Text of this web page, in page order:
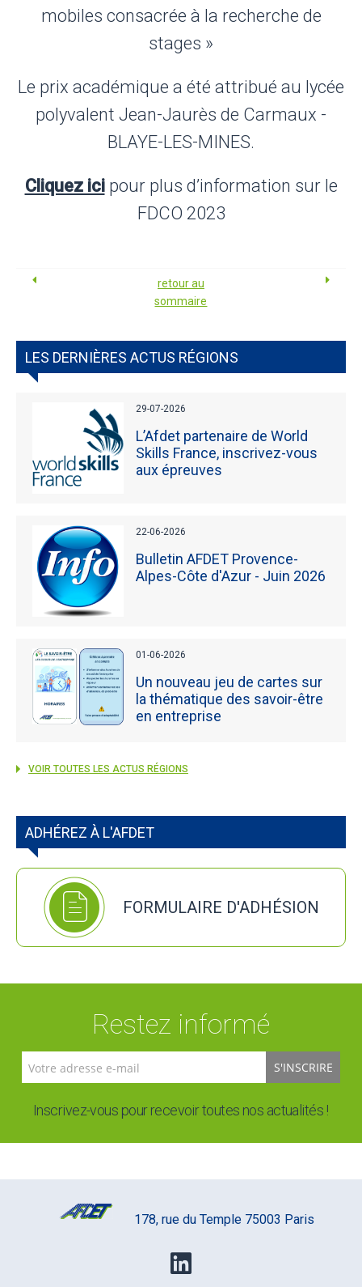
mobiles consacrée à la recherche de
stages »
Le prix académique a été attribué au lycée
polyvalent Jean-Jaurès de Carmaux -
BLAYE-LES-MINES.
Cliquez icipour plus d’information sur le
FDCO 2023
retour au
sommaire
LES DERNIÈRES ACTUS RÉGIONS
29-07-2026
L’Afdet partenaire de World
Skills France, inscrivez-vous
aux épreuves
22-06-2026
Bulletin AFDET Provence-
Alpes-Côte d'Azur - Juin 2026
01-06-2026
Un nouveau jeu de cartes sur
la thématique des savoir-être
en entreprise
VOIR TOUTES LES ACTUS RÉGIONS
ADHÉREZ À L'AFDET
FORMULAIRE D'ADHÉSION
Restez informé
S'INSCRIRE
Inscrivez-vous pour recevoir toutes nos actualités !
178, rue du Temple 75003 Paris